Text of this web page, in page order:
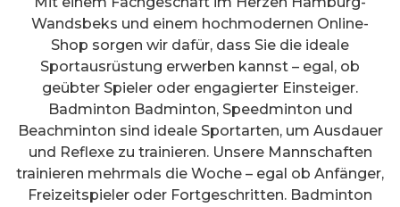
Wandsbeks und einem hochmodernen Online-
Shop sorgen wir dafür, dass Sie die ideale
Sportausrüstung erwerben kannst – egal, ob
geübter Spieler oder engagierter Einsteiger.
Badminton Badminton, Speedminton und
Beachminton sind ideale Sportarten, um Ausdauer
und Reflexe zu trainieren. Unsere Mannschaften
trainieren mehrmals die Woche – egal ob Anfänger,
Freizeitspieler oder Fortgeschritten. Badminton